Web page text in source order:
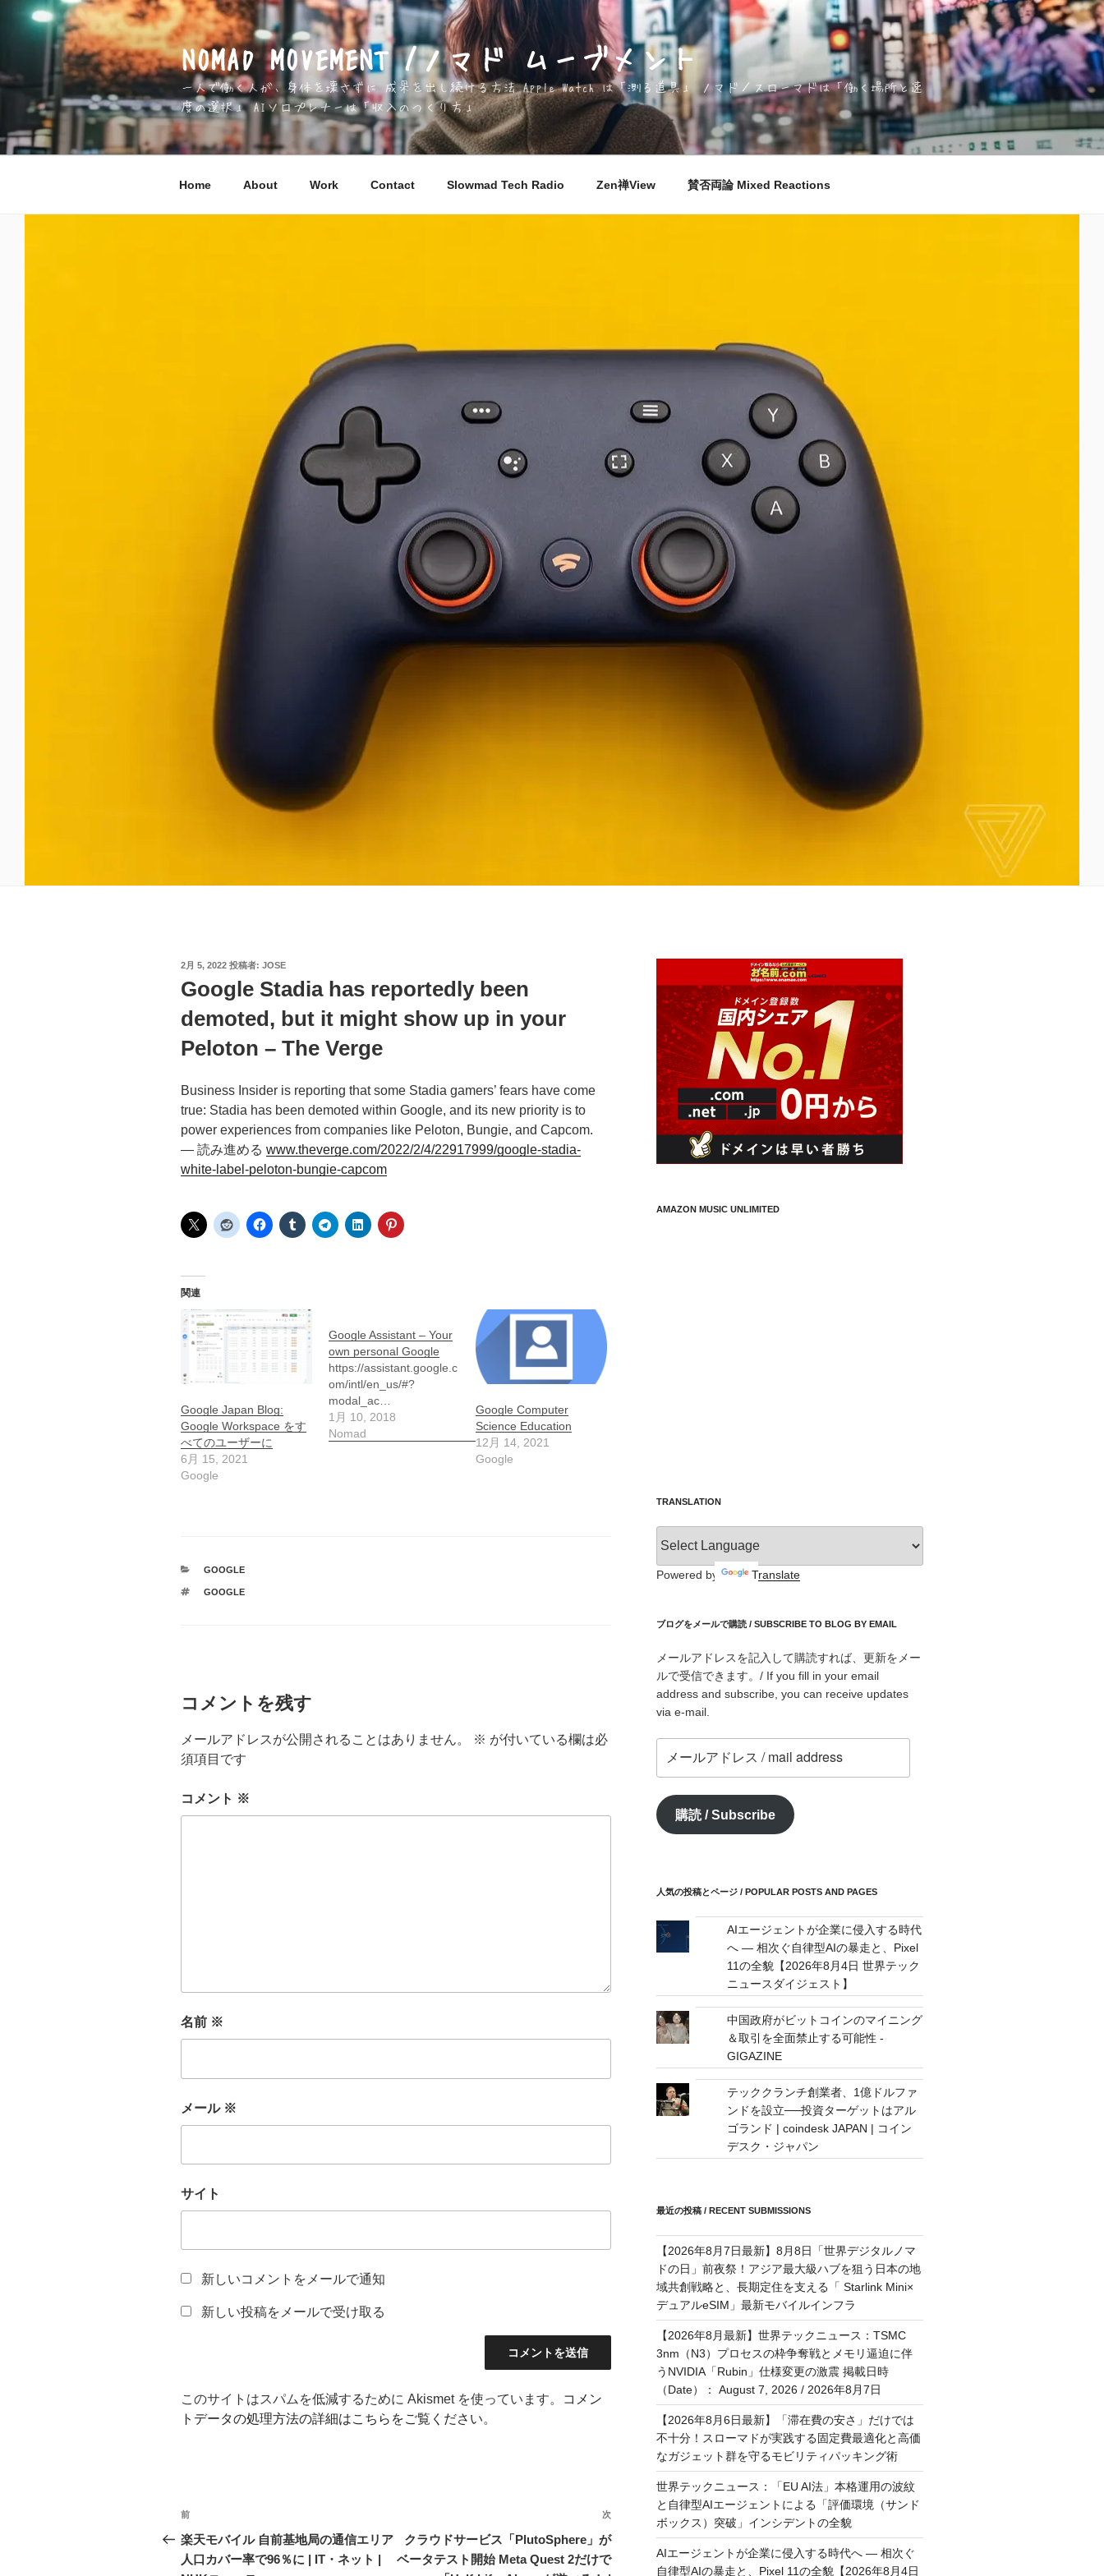
キ
NOMAD MOVEMENT /ノマド ムーブメント
一人で働く人が、身体を壊さずに 成果を出し続ける方法 Apple Watch は「測る道具」 ノマド／スローマドは「働く場所と速
度の選択」 AIソロプレナーは「収入のつくり方」
Home About Work Contact Slowmad Tech Radio Zen禅View 賛否両論 Mixed Reactions
投
日:
2月 5, 2022 投稿者: JOSE
Google Stadia has reportedly been
demoted, but it might show up in your
Peloton – The Verge
Business Insider is reporting that some Stadia gamers’ fears have come
true: Stadia has been demoted within Google, and its new priority is to
power experiences from companies like Peloton, Bungie, and Capcom.
— 読み進める www.theverge.com/2022/2/4/22917999/google-stadia-
white-label-peloton-bungie-capcom
関連
Google Japan Blog:
Google Workspace をす
べてのユーザーに
6月 15, 2021
Google
Google Assistant – Your
own personal Google
https://assistant.google.c
om/intl/en_us/#?
modal_ac…
1月 10, 2018
Nomad
Google Computer
Science Education
12月 14, 2021
Google
カ
ゴ
GOOGLE
タ
GOOGLE
コメントを残す
メールアドレスが公開されることはありません。 ※ が付いている欄は必
須項目です
コメント ※
名前 ※
メール ※
サイト
新しいコメントをメールで通知
新しい投稿をメールで受け取る
このサイトはスパムを低減するために Akismet を使っています。
コメン
トデータの処理方法の詳細はこちらをご覧ください。
投
稿
ナ
前
の
投
前
楽天モバイル 自前基地局の通信エリア
人口カバー率で96％に | IT・ネット |
次
の
投
次
クラウドサービス「PlutoSphere」が
ベータテスト開始 Meta Quest 2だけで
AMAZON MUSIC UNLIMITED
TRANSLATION
Powered by Translate
ブログをメールで購読 / SUBSCRIBE TO BLOG BY EMAIL
メールアドレスを記入して購読すれば、更新をメー
ルで受信できます。/ If you fill in your email
address and subscribe, you can receive updates
via e-mail.
ア
ド
mail
購読 / Subscribe
人気の投稿とページ / POPULAR POSTS AND PAGES
AIエージェントが企業に侵入する時代
へ — 相次ぐ自律型AIの暴走と、Pixel
11の全貌【2026年8月4日 世界テック
ニュースダイジェスト】
中国政府がビットコインのマイニング
＆取引を全面禁止する可能性 -
GIGAZINE
テッククランチ創業者、1億ドルファ
ンドを設立──投資ターゲットはアル
ゴランド | coindesk JAPAN | コイン
デスク・ジャパン
最近の投稿 / RECENT SUBMISSIONS
【2026年8月7日最新】8月8日「世界デジタルノマ
ドの日」前夜祭！アジア最大級ハブを狙う日本の地
域共創戦略と、長期定住を支える「 Starlink Mini×
デュアルeSIM」最新モバイルインフラ
【2026年8月最新】世界テックニュース：TSMC
3nm（N3）プロセスの枠争奪戦とメモリ逼迫に伴
うNVIDIA「Rubin」仕様変更の激震 掲載日時
（Date）： August 7, 2026 / 2026年8月7日
【2026年8月6日最新】「滞在費の安さ」だけでは
不十分！スローマドが実践する固定費最適化と高価
なガジェット群を守るモビリティパッキング術
世界テックニュース：「EU AI法」本格運用の波紋
と自律型AIエージェントによる「評価環境（サンド
ボックス）突破」インシデントの全貌
AIエージェントが企業に侵入する時代へ — 相次ぐ
自律型AIの暴走と、Pixel 11の全貌【2026年8月4日